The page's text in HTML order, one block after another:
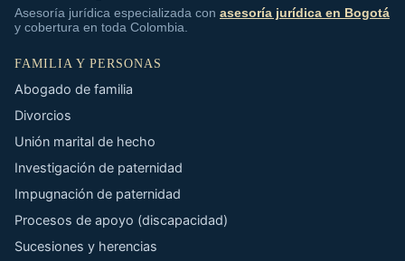
Asesoría jurídica especializada con asesoría jurídica en Bogotá
y cobertura en toda Colombia.
FAMILIA Y PERSONAS
Abogado de familia
Divorcios
Unión marital de hecho
Investigación de paternidad
Impugnación de paternidad
Procesos de apoyo (discapacidad)
Sucesiones y herencias